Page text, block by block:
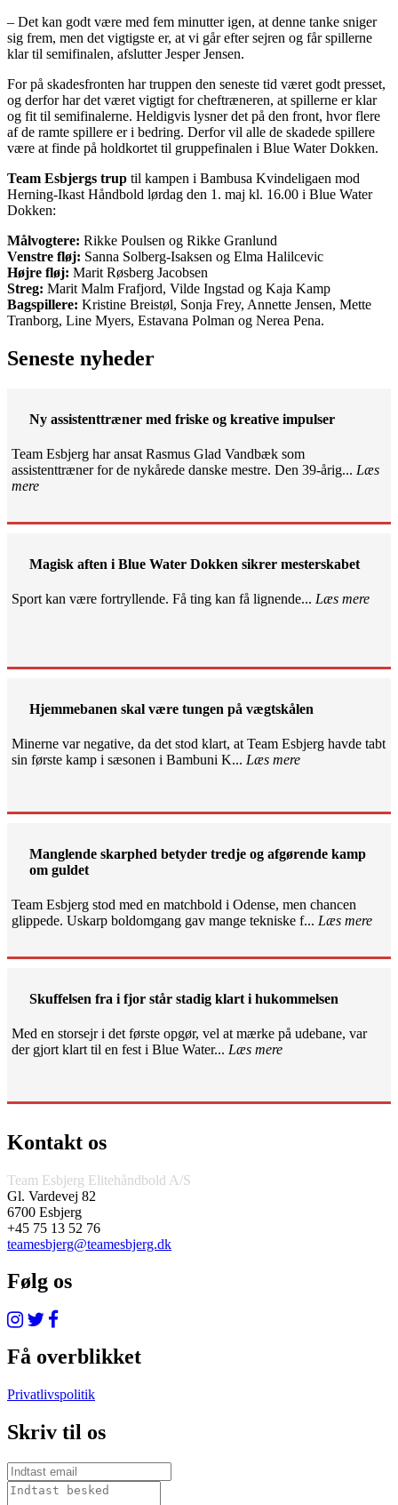
– Det kan godt være med fem minutter igen, at denne tanke sniger
sig frem, men det vigtigste er, at vi går efter sejren og får spillerne
klar til semifinalen, afslutter Jesper Jensen.
For på skadesfronten har truppen den seneste tid været godt presset,
og derfor har det været vigtigt for cheftræneren, at spillerne er klar
og fit til semifinalerne. Heldigvis lysner det på den front, hvor flere
af de ramte spillere er i bedring. Derfor vil alle de skadede spillere
være at finde på holdkortet til gruppefinalen i Blue Water Dokken.
Team Esbjergs trup til kampen i Bambusa Kvindeligaen mod
Herning-Ikast Håndbold lørdag den 1. maj kl. 16.00 i Blue Water
Dokken:
Målvogtere: Rikke Poulsen og Rikke Granlund
Venstre fløj: Sanna Solberg-Isaksen og Elma Halilcevic
Højre fløj: Marit Røsberg Jacobsen
Streg: Marit Malm Frafjord, Vilde Ingstad og Kaja Kamp
Bagspillere: Kristine Breistøl, Sonja Frey, Annette Jensen, Mette
Tranborg, Line Myers, Estavana Polman og Nerea Pena.
Seneste nyheder
Ny assistenttræner med friske og kreative impulser
Team Esbjerg har ansat Rasmus Glad Vandbæk som
assistenttræner for de nykårede danske mestre. Den 39-årig... Læs
mere
Magisk aften i Blue Water Dokken sikrer mesterskabet
Sport kan være fortryllende. Få ting kan få lignende... Læs mere
Hjemmebanen skal være tungen på vægtskålen
Minerne var negative, da det stod klart, at Team Esbjerg havde tabt
sin første kamp i sæsonen i Bambuni K... Læs mere
Manglende skarphed betyder tredje og afgørende kamp
om guldet
Team Esbjerg stod med en matchbold i Odense, men chancen
glippede. Uskarp boldomgang gav mange tekniske f... Læs mere
Skuffelsen fra i fjor står stadig klart i hukommelsen
Med en storsejr i det første opgør, vel at mærke på udebane, var
der gjort klart til en fest i Blue Water... Læs mere
Kontakt os
Team Esbjerg Elitehåndbold A/S
Gl. Vardevej 82
6700 Esbjerg
+45 75 13 52 76
teamesbjerg@teamesbjerg.dk
Følg os
Få overblikket
Privatlivspolitik
Skriv til os